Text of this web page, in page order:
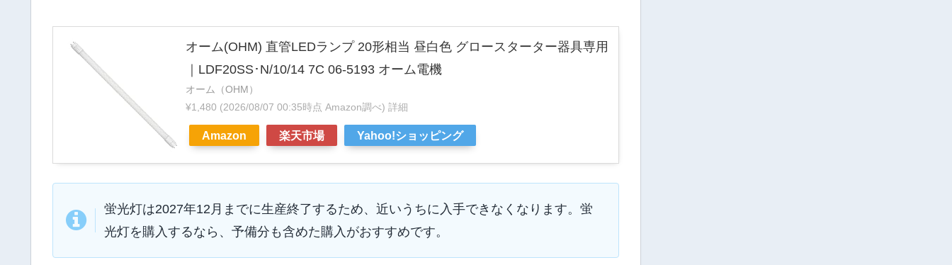
オーム(OHM) 直管LEDランプ 20形相当 昼白色 グロースターター器具専用
｜LDF20SS･N/10/14 7C 06-5193 オーム電機
オーム（OHM）
¥1,480 (2026/08/07 00:35時点 Amazon調べ) 詳細
Amazon 楽天市場 Yahoo!ショッピング
蛍光灯は2027年12月までに生産終了するため、近いうちに入手できなくなります。蛍
光灯を購入するなら、予備分も含めた購入がおすすめです。